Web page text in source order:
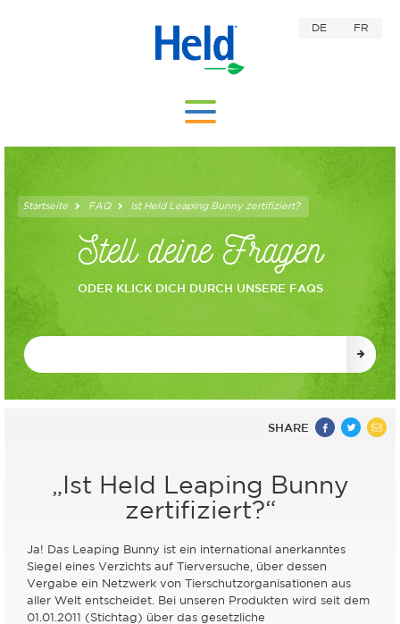
DE FR
Startseite FAQ Ist Held Leaping Bunny zertifiziert?
Stell deine Fragen
ODER KLICK DICH DURCH UNSERE FAQS
SHARE
„Ist Held Leaping Bunny
zertifiziert?“
Ja! Das Leaping Bunny ist ein international anerkanntes
Siegel eines Verzichts auf Tierversuche, über dessen
Vergabe ein Netzwerk von Tierschutzorganisationen aus
aller Welt entscheidet. Bei unseren Produkten wird seit dem
01.01.2011 (Stichtag) über das gesetzliche